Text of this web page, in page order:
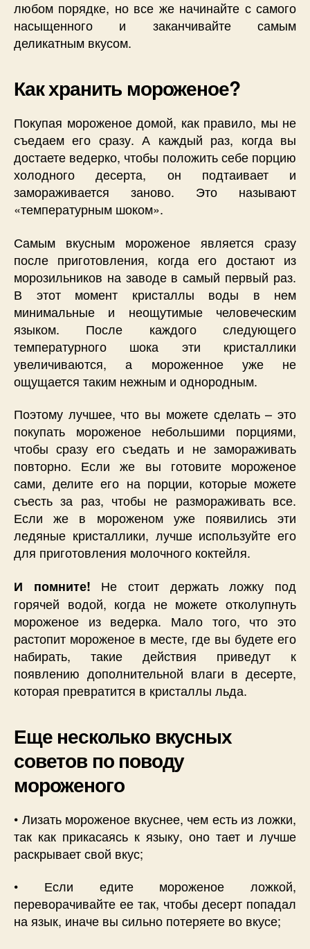
любом порядке, но все же начинайте с самого
насыщенного и заканчивайте самым
деликатным вкусом.
Как хранить мороженое?
Покупая мороженое домой, как правило, мы не
съедаем его сразу. А каждый раз, когда вы
достаете ведерко, чтобы положить себе порцию
холодного десерта, он подтаивает и
замораживается заново. Это называют
«температурным шоком».
Самым вкусным мороженое является сразу
после приготовления, когда его достают из
морозильников на заводе в самый первый раз.
В этот момент кристаллы воды в нем
минимальные и неощутимые человеческим
языком. После каждого следующего
температурного шока эти кристаллики
увеличиваются, а мороженное уже не
ощущается таким нежным и однородным.
Поэтому лучшее, что вы можете сделать – это
покупать мороженое небольшими порциями,
чтобы сразу его съедать и не замораживать
повторно. Если же вы готовите мороженое
сами, делите его на порции, которые можете
съесть за раз, чтобы не размораживать все.
Если же в мороженом уже появились эти
ледяные кристаллики, лучше используйте его
для приготовления молочного коктейля.
И помните! Не стоит держать ложку под
горячей водой, когда не можете отколупнуть
мороженое из ведерка. Мало того, что это
растопит мороженое в месте, где вы будете его
набирать, такие действия приведут к
появлению дополнительной влаги в десерте,
которая превратится в кристаллы льда.
Еще несколько вкусных
советов по поводу
мороженого
• Лизать мороженое вкуснее, чем есть из ложки,
так как прикасаясь к языку, оно тает и лучше
раскрывает свой вкус;
• Если едите мороженое ложкой,
переворачивайте ее так, чтобы десерт попадал
на язык, иначе вы сильно потеряете во вкусе;